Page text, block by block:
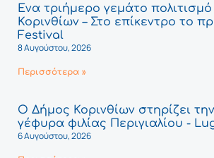
Ένα τριήμερο γεμάτο
Κορινθίων – Στο επίκεντρο το
Festival
8 Αυγούστου, 2026
Περισσότερα »
Ο Δήμος Κορινθίων στηρίζει την
γέφυρα φιλίας Περιγιαλίου -
6 Αυγούστου, 2026